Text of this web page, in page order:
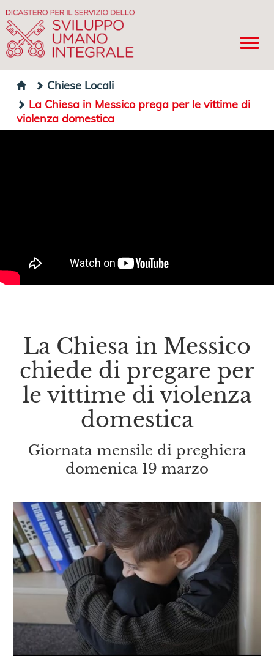
Chiese Locali
La Chiesa in Messico prega per le vittime di
violenza domestica
La Chiesa in Messico
chiede di pregare per
le vittime di violenza
domestica
Giornata mensile di preghiera
domenica 19 marzo